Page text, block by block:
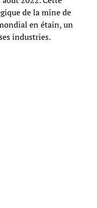
de la mine de
en étain, un
industries.